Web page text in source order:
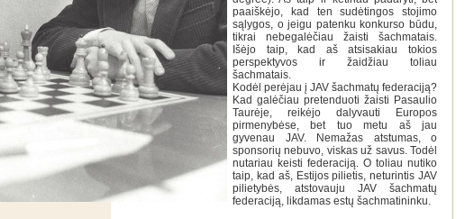
paaiškėjo, kad ten sudėtingos stojimo
sąlygos, o jeigu patenku konkurso būdu,
tikrai nebegalėčiau žaisti šachmatais.
Išėjo taip, kad aš atsisakiau tokios
perspektyvos ir žaidžiau toliau
šachmatais.
Kodėl perėjau į JAV šachmatų federaciją?
Kad galėčiau pretenduoti žaisti Pasaulio
Taurėje, reikėjo dalyvauti Europos
pirmenybėse, bet tuo metu aš jau
gyvenau JAV. Nemažas atstumas, o
sponsorių nebuvo, viskas už savus. Todėl
nutariau keisti federaciją. O toliau nutiko
taip, kad aš, Estijos pilietis, neturintis JAV
pilietybės, atstovauju JAV šachmatų
federaciją, likdamas estų šachmatininku.